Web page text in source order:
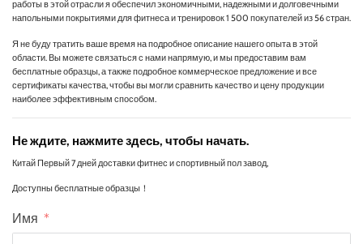
работы в этой отрасли я обеспечил экономичными, надежными и долговечными
напольными покрытиями для фитнеса и тренировок 1 500 покупателей из 56 стран.
Я не буду тратить ваше время на подробное описание нашего опыта в этой
области. Вы можете связаться с нами напрямую, и мы предоставим вам
бесплатные образцы, а также подробное коммерческое предложение и все
сертификаты качества, чтобы вы могли сравнить качество и цену продукции
наиболее эффективным способом.
Не ждите, нажмите здесь, чтобы начать.
Китай Первый 7 дней доставки фитнес и спортивный пол завод,
Доступны бесплатные образцы！
Имя